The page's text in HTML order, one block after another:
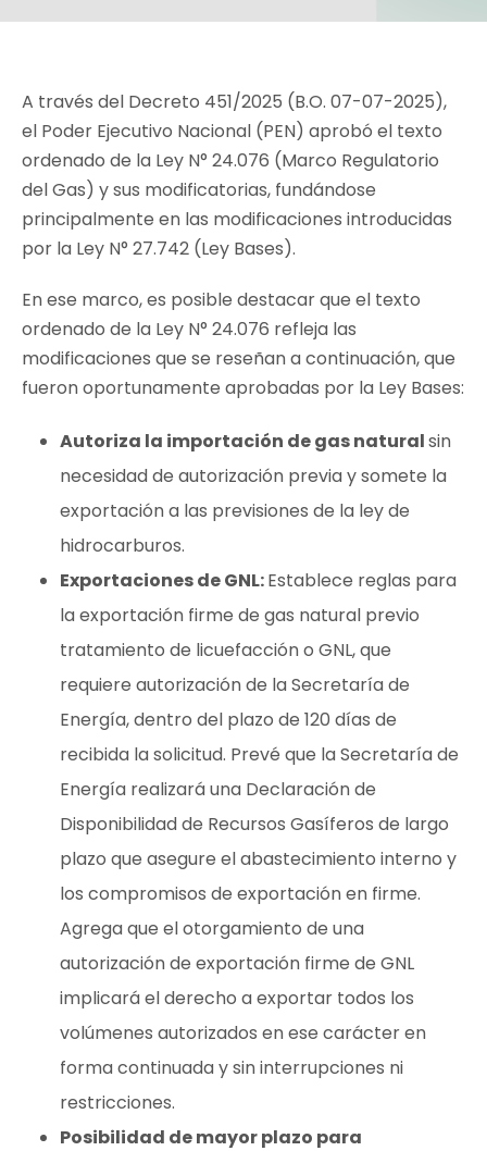
A través del Decreto 451/2025 (B.O. 07-07-2025),
el Poder Ejecutivo Nacional (PEN) aprobó el texto
ordenado de la Ley N° 24.076 (Marco Regulatorio
del Gas) y sus modificatorias, fundándose
principalmente en las modificaciones introducidas
por la Ley N° 27.742 (Ley Bases).
En ese marco, es posible destacar que el texto
ordenado de la Ley N° 24.076 refleja las
modificaciones que se reseñan a continuación, que
fueron oportunamente aprobadas por la Ley Bases:
Autoriza la importación de gas naturalsin
necesidad de autorización previa y somete la
exportación a las previsiones de la ley de
hidrocarburos.
Exportaciones de GNL:Establece reglas para
la exportación firme de gas natural previo
tratamiento de licuefacción o GNL, que
requiere autorización de la Secretaría de
Energía, dentro del plazo de 120 días de
recibida la solicitud. Prevé que la Secretaría de
Energía realizará una Declaración de
Disponibilidad de Recursos Gasíferos de largo
plazo que asegure el abastecimiento interno y
los compromisos de exportación en firme.
Agrega que el otorgamiento de una
autorización de exportación firme de GNL
implicará el derecho a exportar todos los
volúmenes autorizados en ese carácter en
forma continuada y sin interrupciones ni
restricciones.
Posibilidad de mayor plazo para